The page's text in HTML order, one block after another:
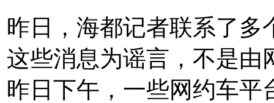
昨日，海都记者联系了多
这些消息为谣言，不是由
昨日下午，一些网约车平